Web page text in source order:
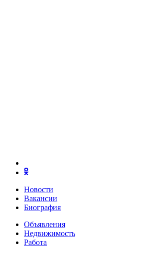
Новости
Вакансии
Биография
Объявления
Недвижимость
Работа